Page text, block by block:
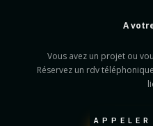
A
Vous avez un projet ou
Réservez un rdv